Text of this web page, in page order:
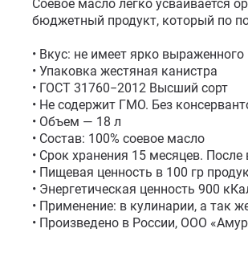
Соевое масло легко усваивается
бюджетный продукт, который по
• Вкус: не имеет ярко выраженного
• Упаковка жестяная канистра
• ГОСТ 31760−2012 Высший сорт
• Не содержит ГМО. Без
• Объем — 18 л
• Состав: 100% соевое масло
• Срок хранения 15 месяцев.
• Пищевая ценность в 100 гр
• Энергетическая ценность 900
• Применение: в кулинарии, а так
• Произведено в России, ООО